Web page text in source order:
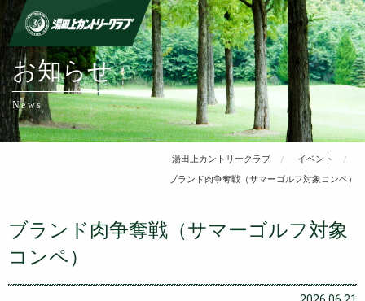
お知らせ
News
湯田上カントリークラブ
イベント
ブランド肉争奪戦（サマーゴルフ対象コンペ）
ブランド肉争奪戦（サマーゴルフ対象
コンペ）